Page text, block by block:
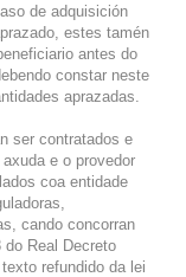
de adquisición
estes tamén
antes do
constar neste
aprazadas.
ser contratados e
e o provedor
coa entidade
cando concorran
Real Decreto
refundido da lei